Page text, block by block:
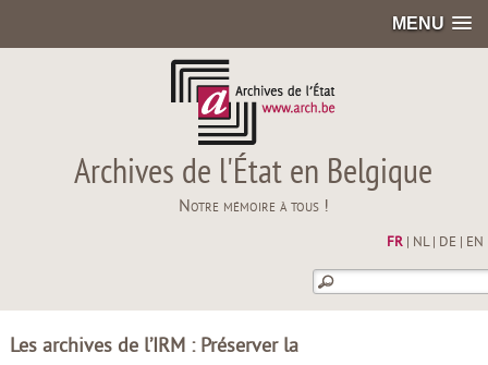
MENU
Archives de l'État en Belgique
Notre mémoire à tous !
FR| NL| DE EN
Les archives de l’IRM : Préserver la